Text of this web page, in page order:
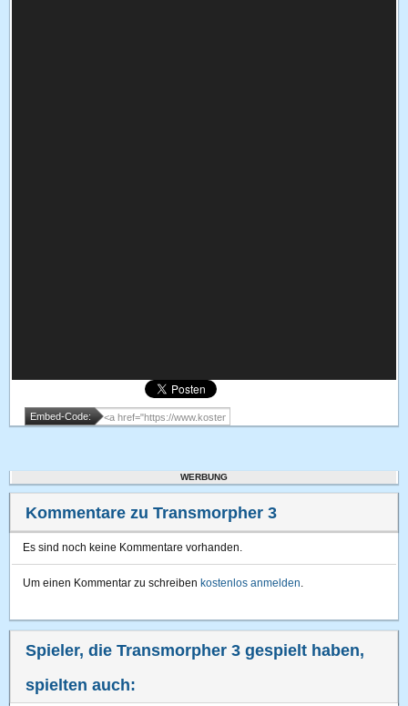
Embed-Code:
WERBUNG
Kommentare zu Transmorpher 3
Es sind noch keine Kommentare vorhanden.
Um einen Kommentar zu schreiben kostenlos anmelden.
Spieler, die Transmorpher 3 gespielt haben,
spielten auch: